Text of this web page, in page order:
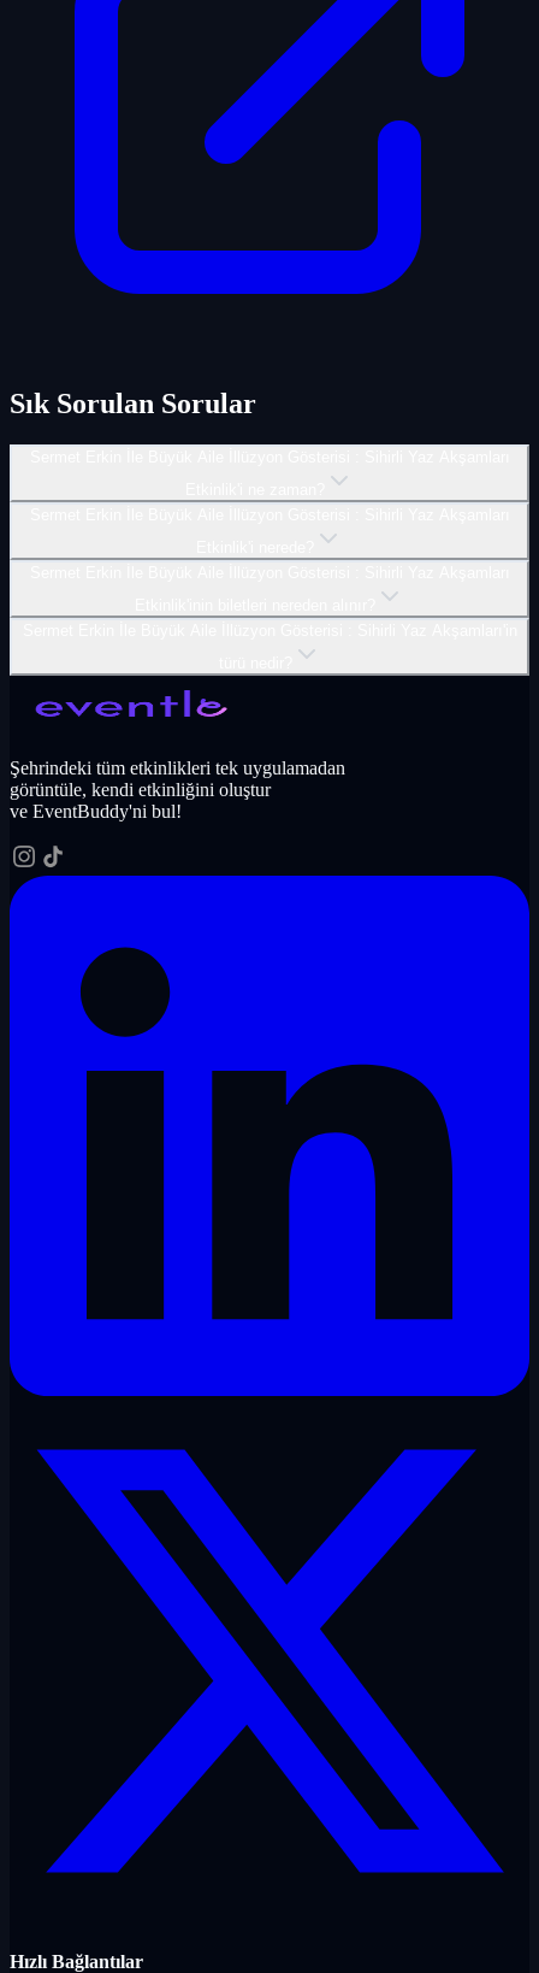
Sık Sorulan Sorular
Şehrindeki tüm etkinlikleri tek uygulamadan
görüntüle, kendi etkinliğini oluştur
ve EventBuddy'ni bul!
Hızlı Bağlantılar